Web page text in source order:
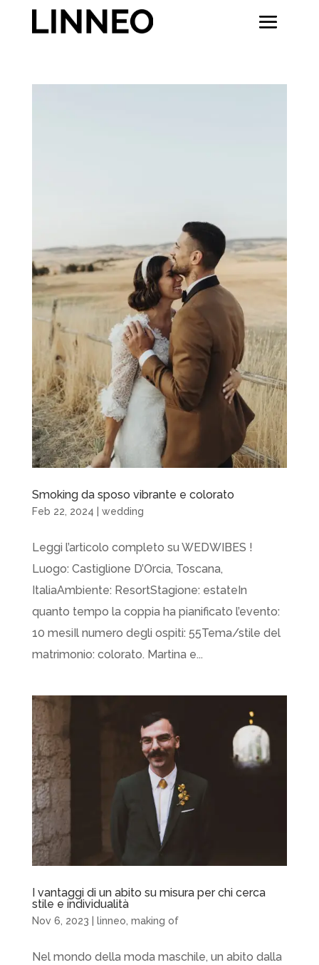
Smoking da sposo vibrante e colorato
Feb 22, 2024 | wedding
Leggi l’articolo completo su WEDWIBES !
Luogo: Castiglione D’Orcia, Toscana,
ItaliaAmbiente: ResortStagione: estateIn
quanto tempo la coppia ha pianificato l’evento:
10 mesiIl numero degli ospiti: 55Tema/stile del
matrimonio: colorato. Martina e...
I vantaggi di un abito su misura per chi cerca
stile e individualità
Nov 6, 2023 | linneo making of
Nel mondo della moda maschile, un abito dalla